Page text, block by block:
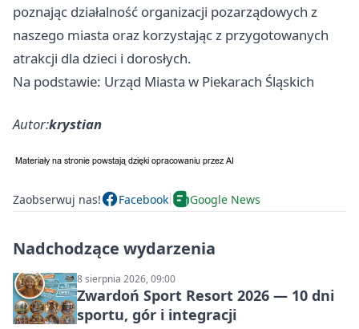
poznając działalność organizacji pozarządowych z
naszego miasta oraz korzystając z przygotowanych
atrakcji dla dzieci i dorosłych.
Na podstawie: Urząd Miasta w Piekarach Śląskich
Autor:krystian
Zaobserwuj nas! Facebook Google News
Nadchodzące wydarzenia
8 sierpnia 2026, 09:00
Zwardoń Sport Resort 2026 — 10 dni
sportu, gór i integracji